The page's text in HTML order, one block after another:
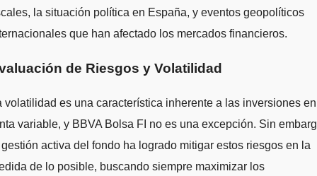
la situación política en España, y eventos geopolíticos
que han afectado los mercados financieros.
de Riesgos y Volatilidad
volatilidad es una característica inherente a las inversiones en
variable, y BBVA Bolsa FI no es una excepción. Sin
activa del fondo ha logrado mitigar estos riesgos en la
de lo posible, buscando siempre maximizar los